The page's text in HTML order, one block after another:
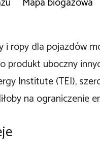
i ropy dla pojazdów
produkt uboczny
Institute (TEI),
na ograniczenie